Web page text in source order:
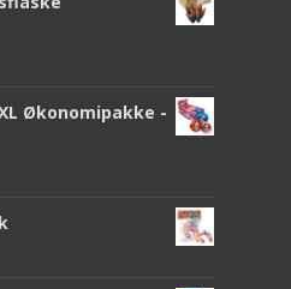
Økonomipakke -